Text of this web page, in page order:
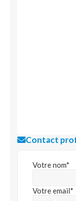
Contact
Votre nom*
Votre email*